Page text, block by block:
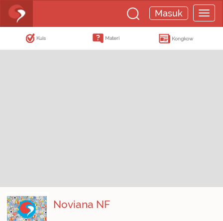
Masuk
Kuis Materi Kongkow
Noviana NF